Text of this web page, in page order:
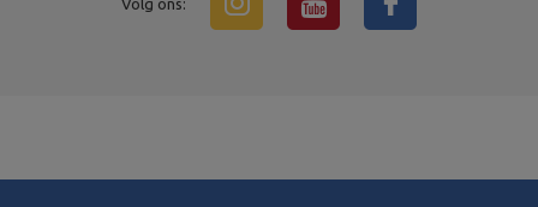
Volg ons: